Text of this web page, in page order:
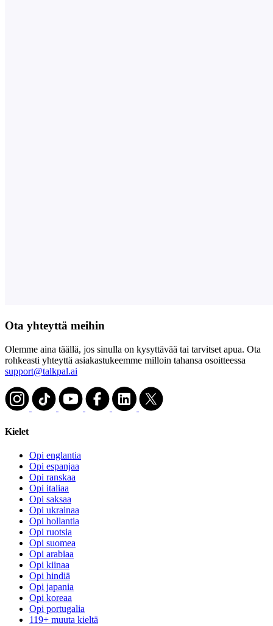
Ota yhteyttä meihin
Olemme aina täällä, jos sinulla on kysyttävää tai tarvitset apua. Ota
rohkeasti yhteyttä asiakastukeemme milloin tahansa osoitteessa
support@talkpal.ai
Kielet
Opi englantia
Opi espanjaa
Opi ranskaa
Opi italiaa
Opi saksaa
Opi ukrainaa
Opi hollantia
Opi ruotsia
Opi suomea
Opi arabiaa
Opi kiinaa
Opi hindiä
Opi japania
Opi koreaa
Opi portugalia
119+ muuta kieltä